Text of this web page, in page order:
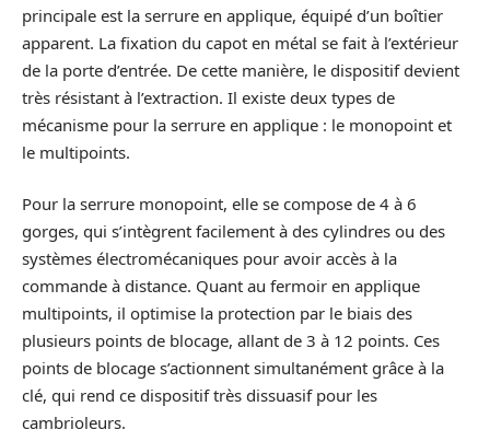
principale est la serrure en applique, équipé d’un boîtier
apparent. La fixation du capot en métal se fait à l’extérieur
de la porte d’entrée. De cette manière, le dispositif devient
très résistant à l’extraction. Il existe deux types de
mécanisme pour la serrure en applique : le monopoint et
le multipoints.
Pour la serrure monopoint, elle se compose de 4 à 6
gorges, qui s’intègrent facilement à des cylindres ou des
systèmes électromécaniques pour avoir accès à la
commande à distance. Quant au fermoir en applique
multipoints, il optimise la protection par le biais des
plusieurs points de blocage, allant de 3 à 12 points. Ces
points de blocage s’actionnent simultanément grâce à la
clé, qui rend ce dispositif très dissuasif pour les
cambrioleurs.